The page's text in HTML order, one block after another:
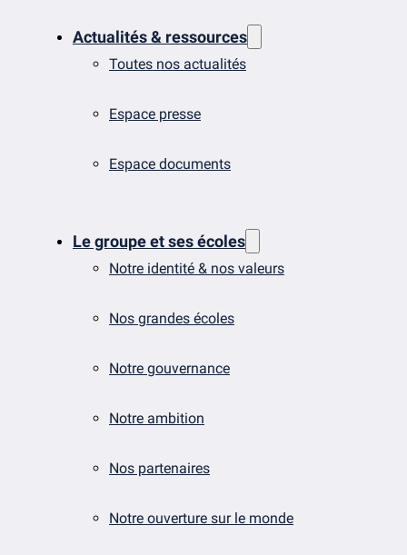
Actualités & ressources
Toutes nos actualités
Espace presse
Espace documents
Le groupe et ses écoles
Notre identité & nos valeurs
Nos grandes écoles
Notre gouvernance
Notre ambition
Nos partenaires
Notre ouverture sur le monde